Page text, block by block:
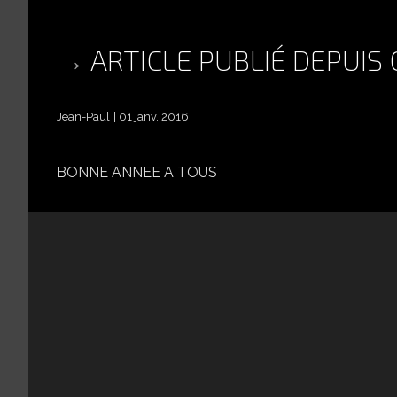
ARTICLE PUBLIÉ DEPUIS
Jean-Paul 01 janv. 2016
BONNE ANNEE A TOUS